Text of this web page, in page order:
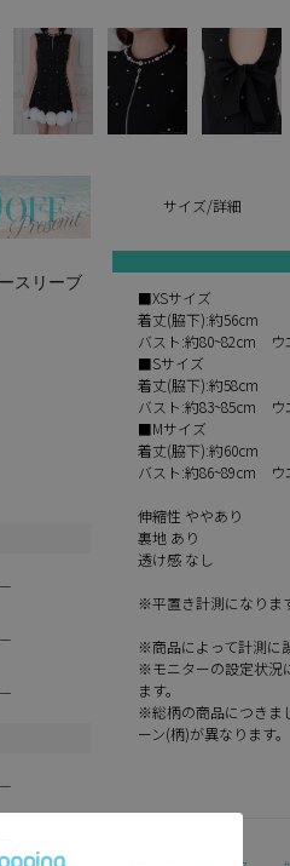
スリーブ
サイズ/詳細
■XSサイズ
着丈(脇下):約56cm
バスト:約80~82cm
■Sサイズ
着丈(脇下):約58cm
バスト:約83~85cm
■Mサイズ
着丈(脇下):約60cm
バスト:約86~89cm
伸縮性 ややあり
裏地 あり
透け感 なし
※平置き計測になりま
※商品によって計測に
※モニターの設定状況
ます。
※総柄の商品につきま
ーン(柄)が異なります。